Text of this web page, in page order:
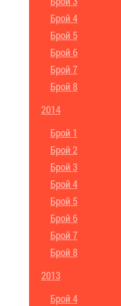
Брой 4
Брой 5
Брой 6
Брой 7
Брой 8
2014
Брой 1
Брой 2
Брой 3
Брой 4
Брой 5
Брой 6
Брой 7
Брой 8
2013
Брой 4